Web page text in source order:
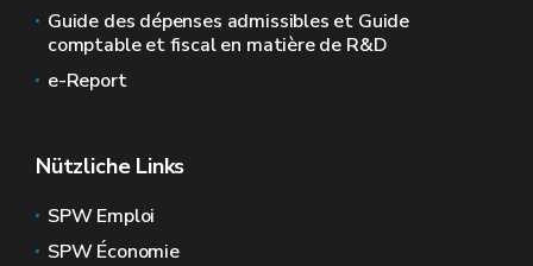
Guide des dépenses admissibles et Guide
comptable et fiscal en matière de R&D
e-Report
Nützliche Links
SPW Emploi
SPW Économie